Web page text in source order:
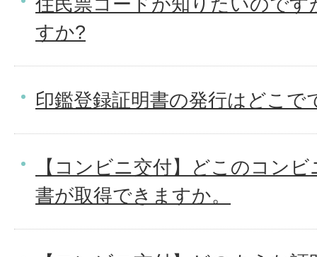
すか?
印鑑登録証明書の発行はどこで
【コンビニ交付】どこのコン
書が取得できますか。